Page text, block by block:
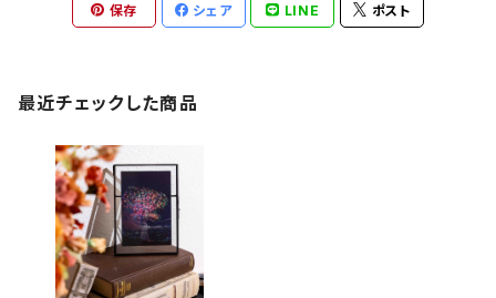
保存 シェア LINE ポスト
最近チェックした商品